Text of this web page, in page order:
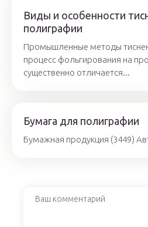
Виды и особенности
полиграфии
Промышленные методы
процесс фольгирования на
существенно отличается...
Бумага для полиграфии
Бумажная продукция (3449)